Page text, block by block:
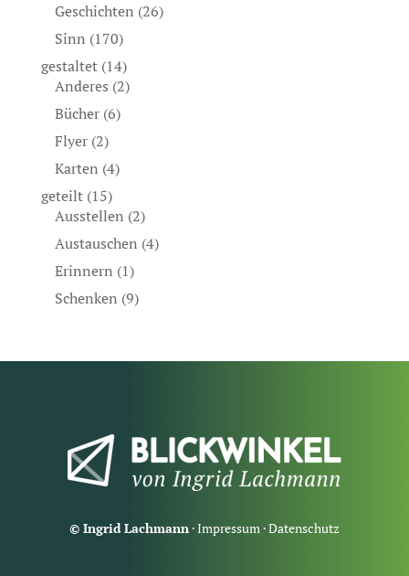
Geschichten (26)
Sinn (170)
gestaltet(14)
Anderes (2)
Bücher(6)
Flyer(2)
Karten (4)
geteilt(15)
Ausstellen (2)
Austauschen (4)
Erinnern (1)
Schenken (9)
© Ingrid Lachmann·Impressum·Datenschutz